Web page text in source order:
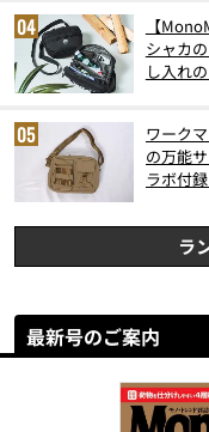
【
シャカ
し入れ
ワーク
の万能
ラボ付
ラ
最新号のご案内